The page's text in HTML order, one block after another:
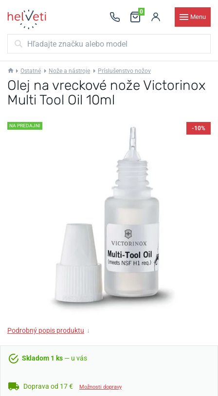
0
Menu
Ostatné Nože a nástroje Príslušenstvo nožov
Olej na vreckové nože Victorinox
Multi Tool Oil 10ml
NA PREDAJNI -10%
Podrobný popis produktu ↓
Skladom 1 ks — u vás
Doprava od 17 € Možnosti dopravy